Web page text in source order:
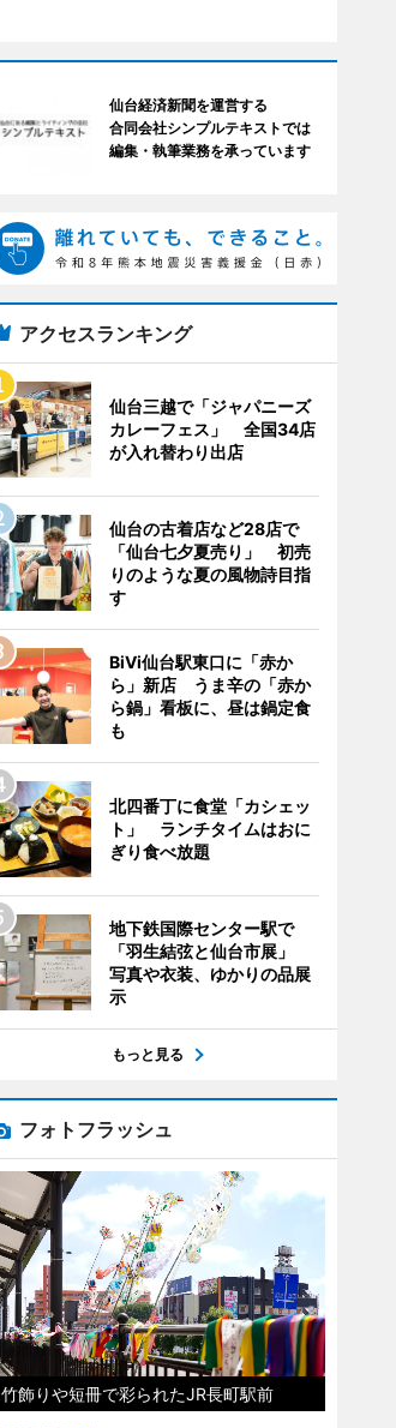
仙台経済新聞を運営する
合同会社シンプルテキストでは
編集・執筆業務を承っています
アクセスランキング
仙台三越で「ジャパニーズ
カレーフェス」 全国34店
が入れ替わり出店
仙台の古着店など28店で
「仙台七夕夏売り」 初売
りのような夏の風物詩目指
す
BiVi仙台駅東口に「赤か
ら」新店 うま辛の「赤か
ら鍋」看板に、昼は鍋定食
も
北四番丁に食堂「カシェッ
ト」 ランチタイムはおに
ぎり食べ放題
地下鉄国際センター駅で
「羽生結弦と仙台市展」
写真や衣装、ゆかりの品展
示
もっと見る
フォトフラッシュ
竹飾りや短冊で彩られたJR長町駅前